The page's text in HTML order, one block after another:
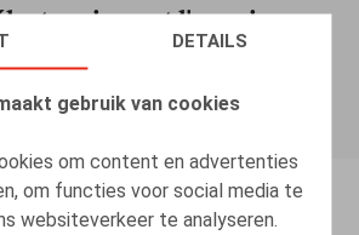
DETAILS
gebruik van cookies
om content en advertenties
om functies voor social media te
websiteverkeer te analyseren.
et l'envoi
en cas de
motif grave
10.02.2026